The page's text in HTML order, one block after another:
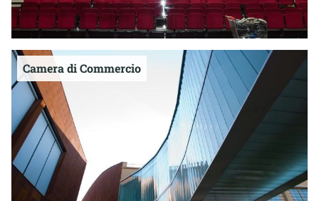
Camera di Commercio